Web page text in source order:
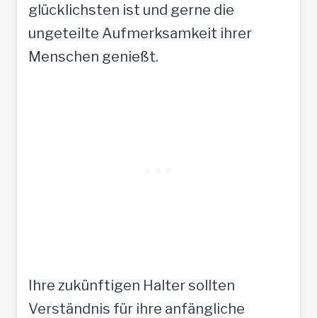
glücklichsten ist und gerne die
ungeteilte Aufmerksamkeit ihrer
Menschen genießt.
Ihre zukünftigen Halter sollten
Verständnis für ihre anfängliche